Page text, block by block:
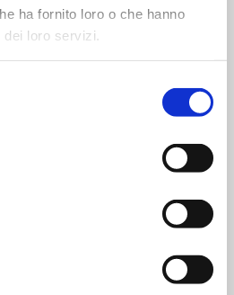
ha fornito loro o che hanno
loro servizi.
Fresco